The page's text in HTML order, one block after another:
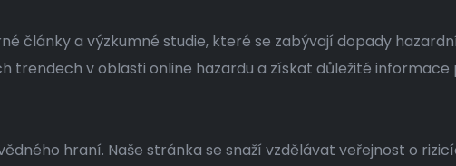
články a výzkumné studie, které se zabývají dopady
trendech v oblasti online hazardu a získat důležité
hraní. Naše stránka se snaží vzdělávat veřejnost o